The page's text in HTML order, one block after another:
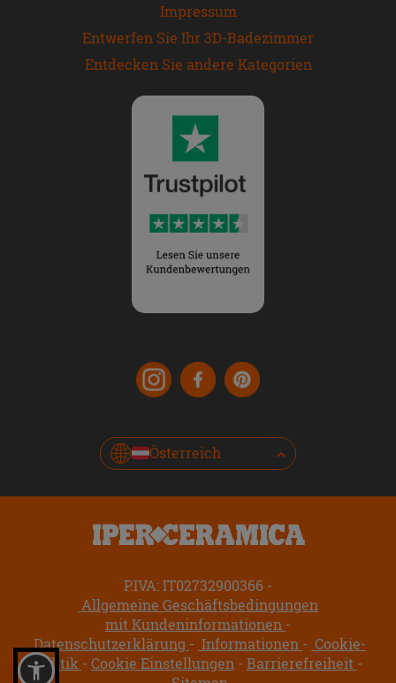
Impressum
Entwerfen Sie Ihr 3D-Badezimmer
Entdecken Sie andere Kategorien
Österreich
P.IVA: IT02732900366
Allgemeine Geschäftsbedingungen
mit Kundeninformationen
Datenschutzerklärung
Informationen
Cookie-
Politik
Cookie Einstellungen
Barrierefreiheit